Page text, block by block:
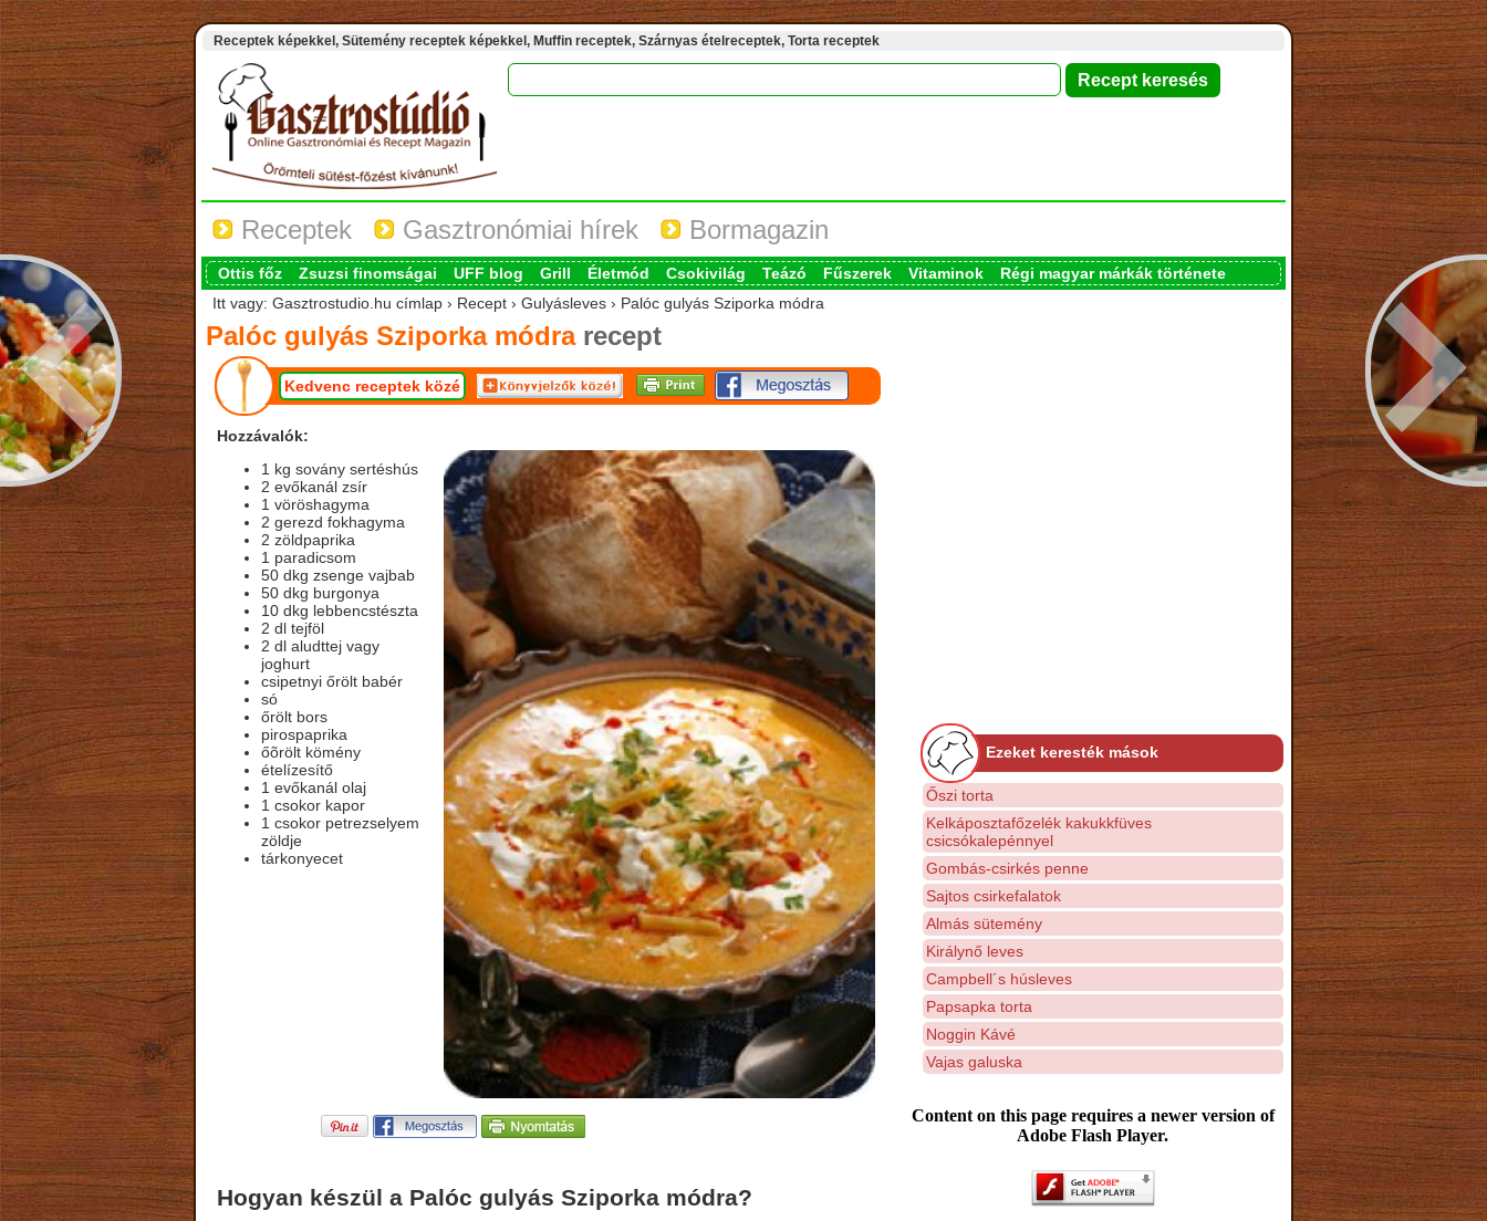
Receptek képekkel, Sütemény receptek képekkel, Muffin receptek, Szárnyas ételreceptek, Torta receptek
Receptek Gasztronómiai hírek Bormagazin
Ottis főz Zsuzsi finomságai UFF blog Grill Életmód Csokivilág Teázó Fűszerek Vitaminok
Régi magyar márkák története
Itt vagy: Gasztrostudio.hu címlap › Recept › Gulyásleves › Palóc gulyás Sziporka módra
Palóc gulyás Sziporka módrarecept
Kedvenc receptek közé
Hozzávalók:
1 kg sovány sertéshús
2 evőkanál zsír
1 vöröshagyma
2 gerezd fokhagyma
2 zöldpaprika
1 paradicsom
50 dkg zsenge vajbab
50 dkg burgonya
10 dkg lebbencstészta
2 dl tejföl
2 dl aludttej vagy
joghurt
csipetnyi őrölt babér
só
őrölt bors
pirospaprika
őõrölt kömény
ételízesítő
1 evőkanál olaj
1 csokor kapor
1 csokor petrezselyem
zöldje
tárkonyecet
Hogyan készül a Palóc gulyás Sziporka módra?
Ezeket keresték mások
Őszi torta
Kelkáposztafőzelék kakukkfüves
csicsókalepénnyel
Gombás-csirkés penne
Sajtos csirkefalatok
Almás sütemény
Királynő leves
Campbell´s húsleves
Papsapka torta
Noggin Kávé
Vajas galuska
Content on this page requires a newer version of
Adobe Flash Player.